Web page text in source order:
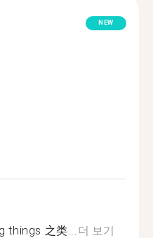
NEW
things 之类...더 보기